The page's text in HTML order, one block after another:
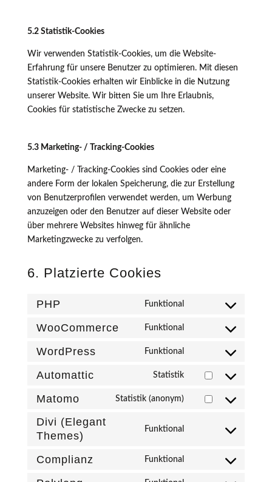
5.2 Statistik-Cookies
Wir verwenden Statistik-Cookies, um die Website-
Erfahrung für unsere Benutzer zu optimieren. Mit diesen
Statistik-Cookies erhalten wir Einblicke in die Nutzung
unserer Website. Wir bitten Sie um Ihre Erlaubnis,
Cookies für statistische Zwecke zu setzen.
5.3 Marketing- / Tracking-Cookies
Marketing- / Tracking-Cookies sind Cookies oder eine
andere Form der lokalen Speicherung, die zur Erstellung
von Benutzerprofilen verwendet werden, um Werbung
anzuzeigen oder den Benutzer auf dieser Website oder
über mehrere Websites hinweg für ähnliche
Marketingzwecke zu verfolgen.
6. Platzierte Cookies
PHP Funktional
WooCommerce Funktional
woocommerce
WordPress Funktional
wordpress
Automattic Statistik
Consent
Matomo Statistik (anonym)
Consent
Divi (Elegant
Themes)
Funktional
Complianz Funktional